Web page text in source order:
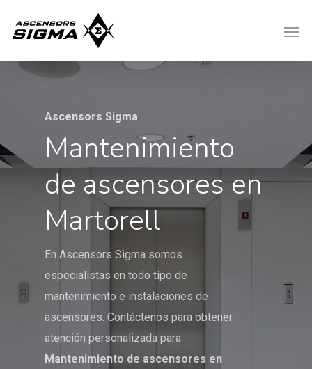
Ascensors Sigma
Mantenimiento
de ascensores en
Martorell
En Ascensors Sigma somos
especialistas en todo tipo de
mantenimiento e instalaciones de
ascensores. Contáctenos para obtener
atención personalizada para
Mantenimiento de ascensores en